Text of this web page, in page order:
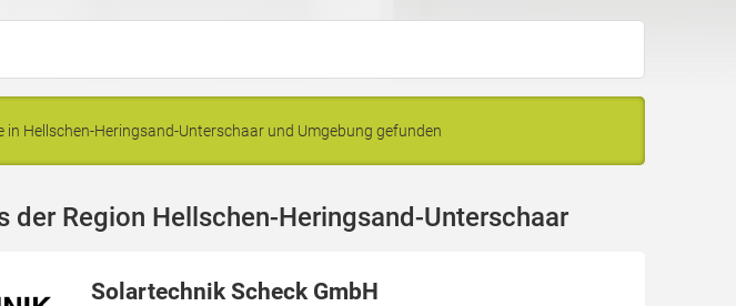
in Hellschen-Heringsand-Unterschaar und Umgebung gefunden
der Region Hellschen-Heringsand-Unterschaar
Solartechnik Scheck GmbH